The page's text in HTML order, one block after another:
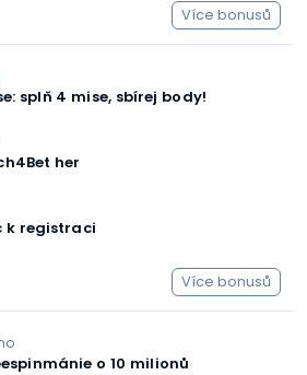
Více bonusů
splň 4 mise, sbírej body!
her
k registraci
Více bonusů
o 10 milionů